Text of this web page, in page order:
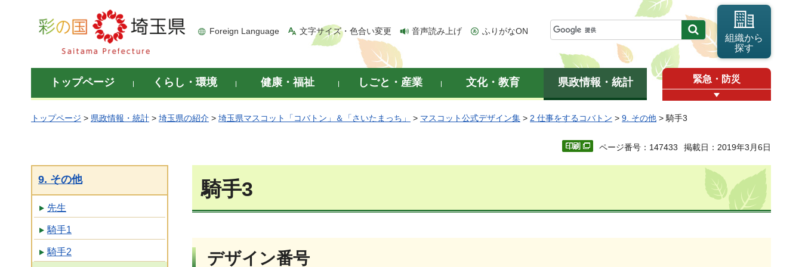
彩の国 埼玉県
Foreign Language 文字サイズ・色合い変更 音声読み上げ ふりがなON
組織から
探す
トップページ くらし・環境 健康・福祉 しごと・産業 文化・教育 県政情報・統計 緊急・防災
トップページ > 県政情報・統計 > 埼玉県の紹介 > 埼玉県マスコット「コバトン」＆「さいたまっち」 > マスコット公式デザイン集 > 2 仕事をするコバトン > 9. その他 > 騎手3
ページ番号：147433 掲載日：2019年3月6日
9. その他
先生
騎手1
騎手2
騎手3
デザイン番号